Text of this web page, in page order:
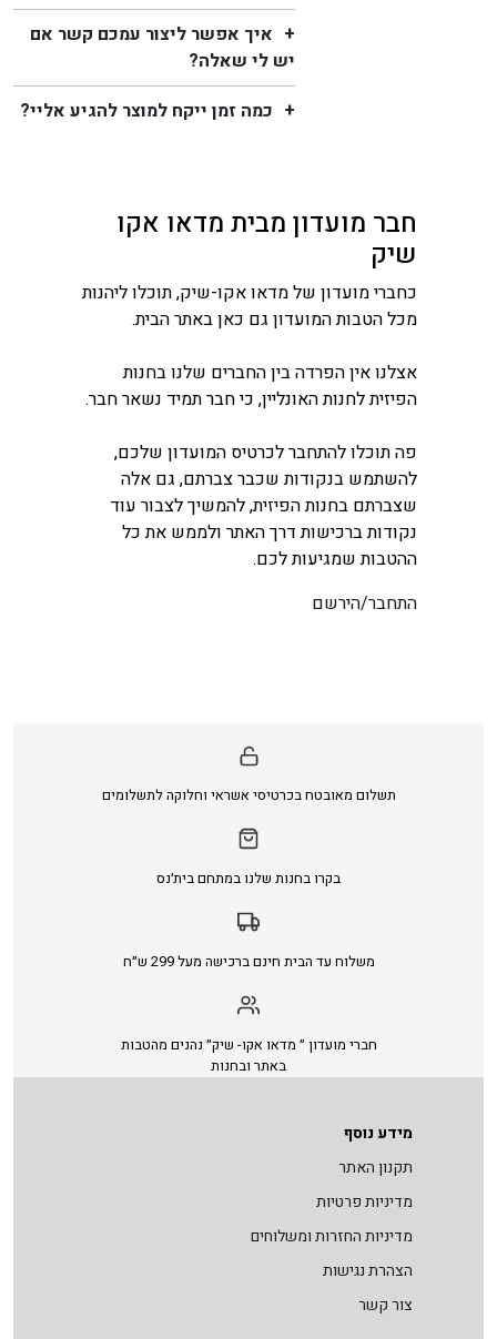
איך אפשר ליצור עמכם קשר אם
יש לי שאלה?
כמה זמן ייקח למוצר להגיע אליי?
חבר מועדון מבית מדאו אקו
שיק
כחברי מועדון של מדאו אקו-שיק, תוכלו ליהנות
מכל הטבות המועדון גם כאן באתר הבית.
אצלנו אין הפרדה בין החברים שלנו בחנות
הפיזית לחנות האונליין, כי חבר תמיד נשאר חבר.
פה תוכלו להתחבר לכרטיס המועדון שלכם,
להשתמש בנקודות שכבר צברתם, גם אלה
שצברתם בחנות הפיזית, להמשיך לצבור עוד
נקודות ברכישות דרך האתר ולממש את כל
ההטבות שמגיעות לכם.
התחבר/הירשם
תשלום מאובטח בכרטיסי אשראי וחלוקה לתשלומים
בקרו בחנות שלנו במתחם בית׳נס
משלוח עד הבית חינם ברכישה מעל 299 ש״ח
חברי מועדון ״ מדאו אקו- שיק״ נהנים מהטבות
באתר ובחנות
מידע נוסף
תקנון האתר
מדיניות פרטיות
מדיניות החזרות ומשלוחים
הצהרת נגישות
צור קשר